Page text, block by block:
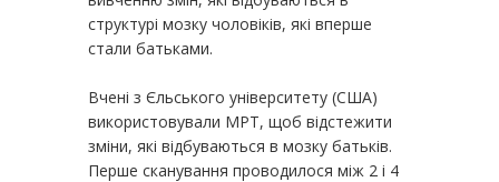
структурі мозку чоловіків, які вперше
стали батьками.
Вчені з Єльського університету (США)
використовували МРТ, щоб відстежити
зміни, які відбуваються в мозку батьків.
Перше сканування проводилося між 2 і 4